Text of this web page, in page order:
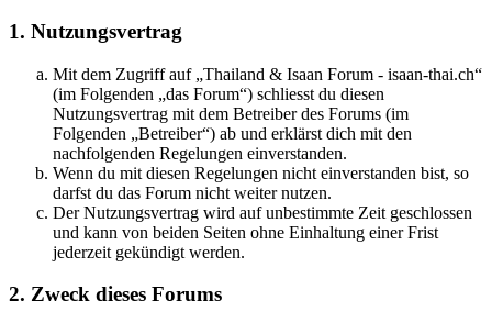
1. Nutzungsvertrag
Mit dem Zugriff auf „Thailand & Isaan Forum - isaan-thai.ch“
(im Folgenden „das Forum“) schliesst du diesen
Nutzungsvertrag mit dem Betreiber des Forums (im
Folgenden „Betreiber“) ab und erklärst dich mit den
nachfolgenden Regelungen einverstanden.
Wenn du mit diesen Regelungen nicht einverstanden bist, so
darfst du das Forum nicht weiter nutzen.
Der Nutzungsvertrag wird auf unbestimmte Zeit geschlossen
und kann von beiden Seiten ohne Einhaltung einer Frist
jederzeit gekündigt werden.
2. Zweck dieses Forums